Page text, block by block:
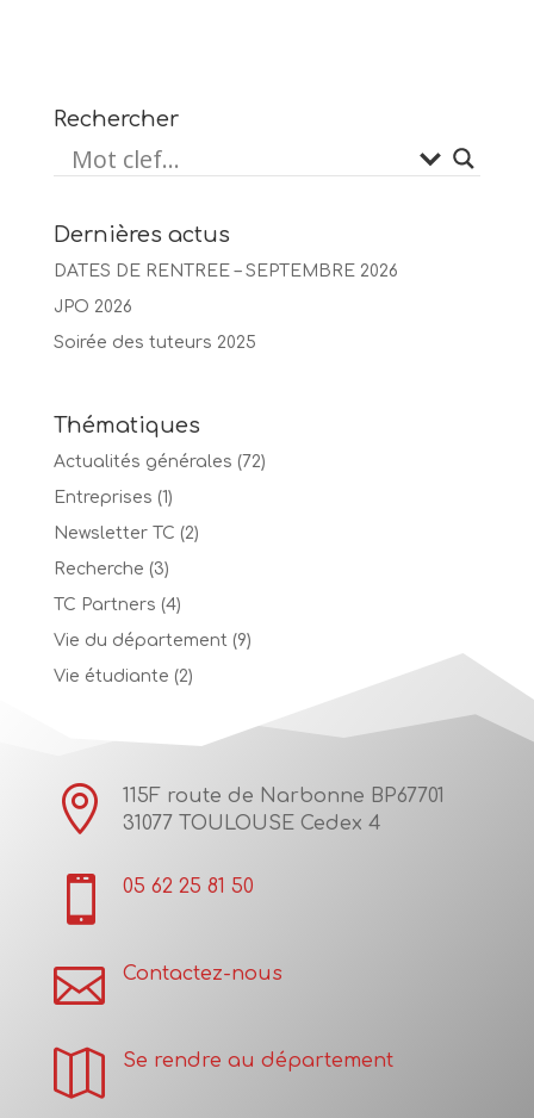
Rechercher
Dernières actus
DATES DE RENTREE – SEPTEMBRE 2026
JPO 2026
Soirée des tuteurs 2025
Thématiques
Actualités générales (72)
Entreprises (1)
Newsletter TC (2)
Recherche (3)
TC Partners (4)
Vie du département (9)
Vie étudiante (2)

115F route de Narbonne BP67701
31077 TOULOUSE Cedex 4
 05 62 25 81 50
 Contactez-nous
 Se rendre au département